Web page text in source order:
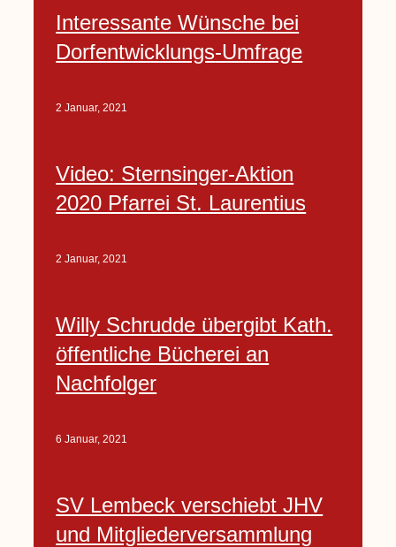
Interessante Wünsche bei
Dorfentwicklungs-Umfrage
2 Januar, 2021
Video: Sternsinger-Aktion
2020 Pfarrei St. Laurentius
2 Januar, 2021
Willy Schrudde übergibt Kath.
öffentliche Bücherei an
Nachfolger
6 Januar, 2021
SV Lembeck verschiebt JHV
und Mitgliederversammlung